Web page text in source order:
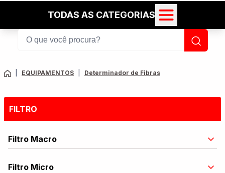
TODAS AS CATEGORIAS
EQUIPAMENTOS Determinador de Fibras
FILTRO
Filtro Macro
Filtro Micro